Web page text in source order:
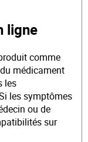
ligne
comme
médicament
les
les symptômes
ou de
sur